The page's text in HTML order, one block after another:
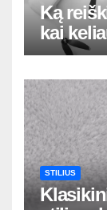
Ką
kai
krepšiu
STILIUS